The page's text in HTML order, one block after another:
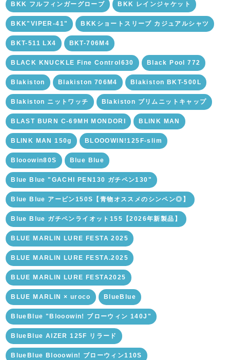
BKK フルフィンガーグローブ BKK レインジャケット
BKK"VIPER-41" BKKショートスリーブ カジュアルシャツ
BKT-511 LX4 BKT-706M4
BLACK KNUCKLE Fine Control630 Black Pool 772
Blakiston Blakiston 706M4 Blakiston BKT-500L
Blakiston ニットワッチ Blakiston ブリムニットキャップ
BLAST BURN C-69MH MONDORI BLINK MAN
BLINK MAN 150g BLOOOWIN!125F-slim
Blooowin80S Blue Blue
Blue Blue "GACHI PEN130 ガチペン130"
Blue Blue アービン150S【青物オススメのシンペン◎】
Blue Blue ガチペンライオット155【2026年新製品】
BLUE MARLIN LURE FESTA 2025
BLUE MARLIN LURE FESTA.2025
BLUE MARLIN LURE FESTA2025
BLUE MARLIN × uroco BlueBlue
BlueBlue "Blooowin! ブローウィン 140J"
BlueBlue AIZER 125F リラード
BlueBlue Blooowin! ブローウィン110S